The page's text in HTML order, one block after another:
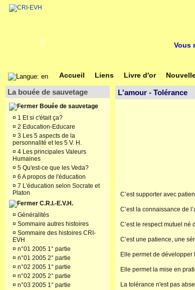
Vous
Accueil Liens Livre d'or
La bouée de sauvetage
Bouée de sauvetage
¤ 1 Et si c'était ça?
¤ 2 Education-Educare
¤ 3 Les 5 aspects de la
personnalité et les 5 V. H.
¤ 4 Les principales Valeurs
Humaines
¤ 5 Qu'est-ce que les Veda?
¤ 6 A propos de l'éducation
¤ 7 L'éducation selon Socrate et
Platon
C.R.I.-E.V.H.
¤ Généralités
¤ Sommaire autres histoires
¤ Sommaire des histoires CRI-
EVH
¤ n°01 2005 1° partie
¤ n°01 2005 2° partie
¤ n°02 2005 1° partie
¤ n°02 2005 2° partie
¤ n°03 2005 1° partie
L'amour - Tolérance
C’est supporter avec
C’est la connaissance de
C’est le respect mutuel né
C’est une patience, une
Elle permet de
Elle permet la mise en
La tolérance n'est pas